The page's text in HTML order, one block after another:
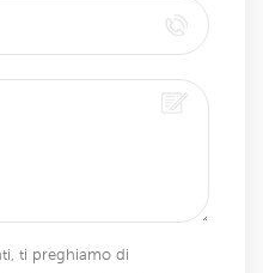
ti preghiamo di